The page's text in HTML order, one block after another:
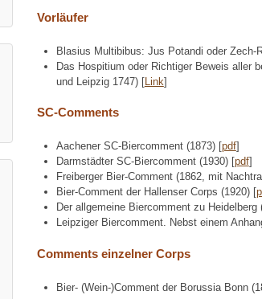
Vorläufer
Blasius Multibibus: Jus Potandi oder Zech-
Das Hospitium oder Richtiger Beweis aller
und Leipzig 1747) [Link]
SC-Comments
Aachener SC-Biercomment (1873) [pdf]
Darmstädter SC-Biercomment (1930) [pdf]
Freiberger Bier-Comment (1862, mit
Bier-Comment der Hallenser Corps (1920) [
Der allgemeine Biercomment zu Heidelberg
Leipziger Biercomment. Nebst einem
Comments einzelner Corps
Bier- (Wein-)Comment der Borussia Bonn